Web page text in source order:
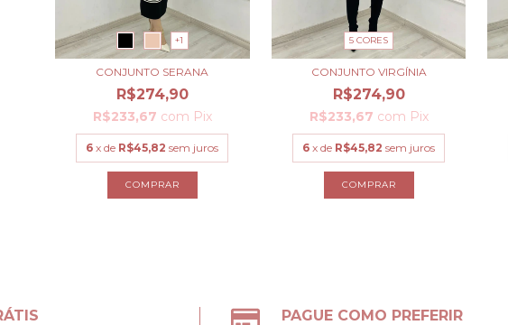
+1
CONJUNTO SERANA
R$274,90
R$233,67 com Pix
6 x de R$45,82 sem juros
COMPRAR
5 CORES
CONJUNTO VIRGÍNIA
R$274,90
R$233,67 com Pix
6 x de R$45,82 sem juros
COMPRAR
PAGUE COMO PREFERIR